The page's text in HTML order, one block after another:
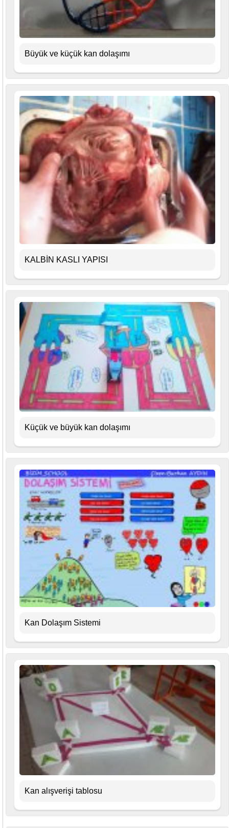
Büyük ve küçük kan dolaşımı
KALBİN KASLI YAPISI
Küçük ve büyük kan dolaşımı
Kan Dolaşım Sistemi
Kan alışverişi tablosu